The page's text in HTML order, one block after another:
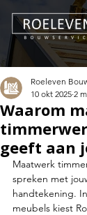
Waarom
geeft aan
Roeleven
10 okt 2025 2
Maatwerk
spreken met
handtekening.
meubels kiest